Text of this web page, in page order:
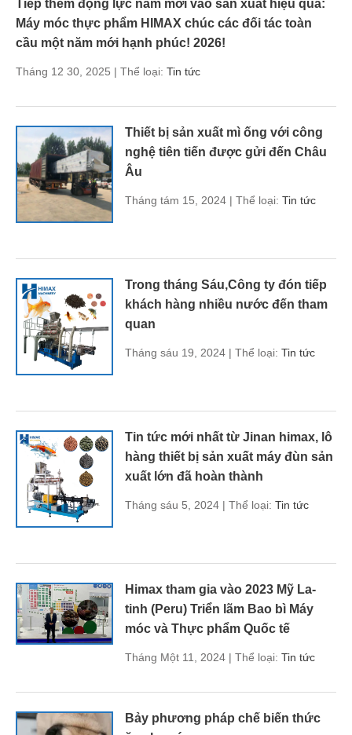
Tiếp thêm động lực năm mới vào sản xuất hiệu quả:
Máy móc thực phẩm HIMAX chúc các đối tác toàn
cầu một năm mới hạnh phúc! 2026!
Tháng 12 30, 2025 | Thể loại: Tin tức
Thiết bị sản xuất mì ống với công
nghệ tiên tiến được gửi đến Châu
Âu
Tháng tám 15, 2024 | Thể loại: Tin tức
Trong tháng Sáu,Công ty đón tiếp
khách hàng nhiều nước đến tham
quan
Tháng sáu 19, 2024 | Thể loại: Tin tức
Tin tức mới nhất từ ​​Jinan himax, lô
hàng thiết bị sản xuất máy đùn sản
xuất lớn đã hoàn thành
Tháng sáu 5, 2024 | Thể loại: Tin tức
Himax tham gia vào 2023 Mỹ La-
tinh (Peru) Triển lãm Bao bì Máy
móc và Thực phẩm Quốc tế
Tháng Một 11, 2024 | Thể loại: Tin tức
Bảy phương pháp chế biến thức